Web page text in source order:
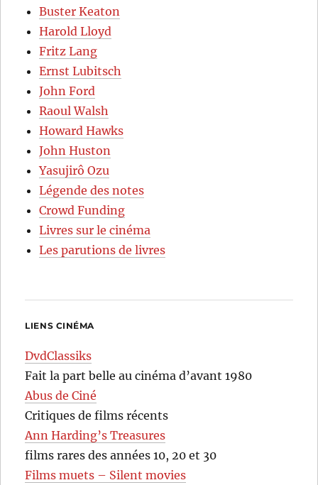
Buster Keaton
Harold Lloyd
Fritz Lang
Ernst Lubitsch
John Ford
Raoul Walsh
Howard Hawks
John Huston
Yasujirô Ozu
Légende des notes
Crowd Funding
Livres sur le cinéma
Les parutions de livres
LIENS CINÉMA
DvdClassiks
Fait la part belle au cinéma d’avant 1980
Abus de Ciné
Critiques de films récents
Ann Harding’s Treasures
films rares des années 10, 20 et 30
Films muets – Silent movies